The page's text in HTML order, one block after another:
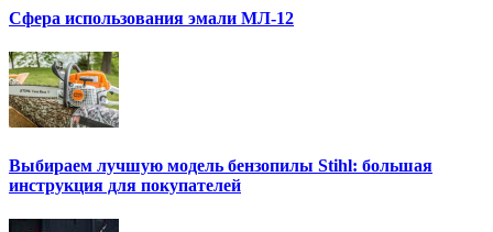
Сфера использования эмали МЛ-12
Выбираем лучшую модель бензопилы Stihl: большая
инструкция для покупателей